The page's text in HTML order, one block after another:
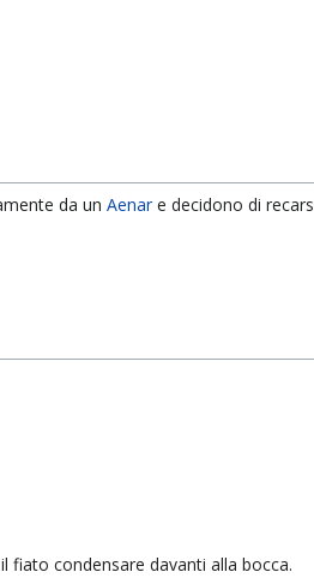
da un Aenare decidono di
fiato condensare davanti alla bocca.